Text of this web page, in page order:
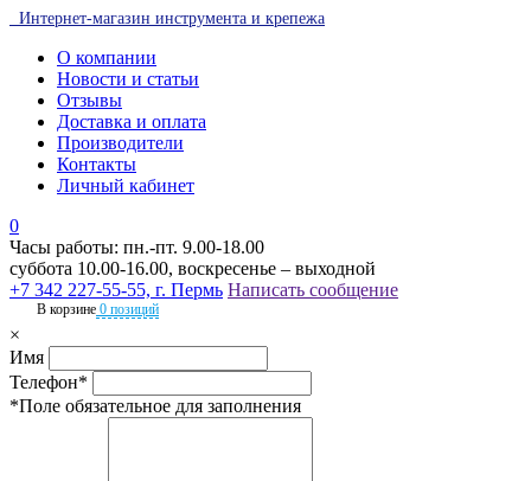
Интернет-магазин инструмента и крепежа
О компании
Новости и статьи
Отзывы
Доставка и оплата
Производители
Контакты
Личный кабинет
0
Часы работы: пн.-пт. 9.00-18.00
суббота 10.00-16.00, воскресенье – выходной
+7 342 227-55-55, г. Пермь Написать сообщение
В корзине 0 позиций
×
Имя
Телефон*
*Поле обязательное для заполнения